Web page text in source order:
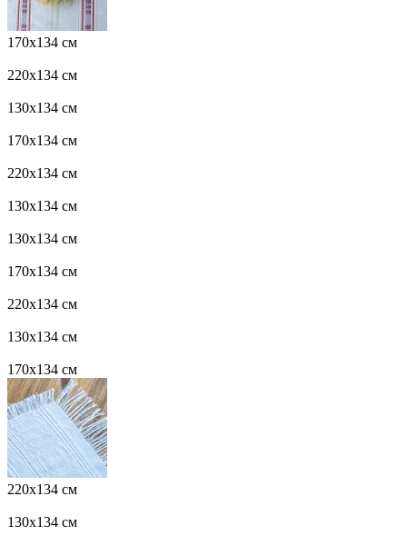
170x134 см
220x134 см
130x134 см
170x134 см
220x134 см
130x134 см
130x134 см
170x134 см
220x134 см
130x134 см
170x134 см
220x134 см
130x134 см